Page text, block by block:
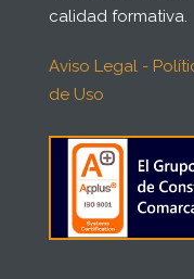
calidad formativa.
Aviso Legal -
de Uso